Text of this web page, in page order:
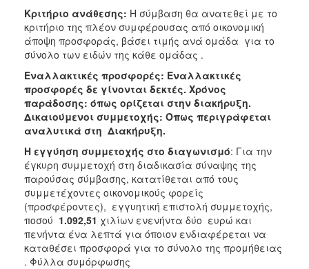
Κριτήριο ανάθεσης: Η σύμβαση θα ανατεθεί με το
κριτήριο της πλέον συμφέρουσας από οικονομική
άποψη προσφοράς, βάσει τιμής ανά ομάδα για το
σύνολο των ειδών της κάθε ομάδας .
Εναλλακτικές προσφορές: Εναλλακτικές
προσφορές δε γίνονται δεκτές. Χρόνος
παράδοσης: όπως ορίζεται στην διακήρυξη.
Δικαιούμενοι συμμετοχής: Όπως περιγράφεται
αναλυτικά στη Διακήρυξη.
Η εγγύηση συμμετοχής στο διαγωνισμό: Για την
έγκυρη συμμετοχή στη διαδικασία σύναψης της
παρούσας σύμβασης, κατατίθεται από τους
συμμετέχοντες οικονομικούς φορείς
(προσφέροντες), εγγυητική επιστολή συμμετοχής,
ποσού 1.092,51 χιλίων ενενήντα δύο ευρώ και
πενήντα ένα λεπτά για όποιον ενδιαφέρεται να
καταθέσει προσφορά για το σύνολο της προμήθειας
. Φύλλα συμόρφωσης